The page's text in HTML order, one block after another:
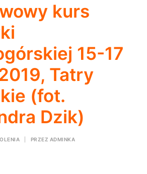
kurs
15-17
Tatry
(fot.
Dzik)
PRZEZ ADMINKA